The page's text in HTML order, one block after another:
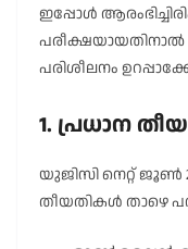
ഇപ്പോൾ
പരീക്ഷയായതിനാൽ
പരിശീലനം
1. പ്രധാന
യുജിസി നെറ്റ് ജൂൺ
തീയതികൾ താഴെ